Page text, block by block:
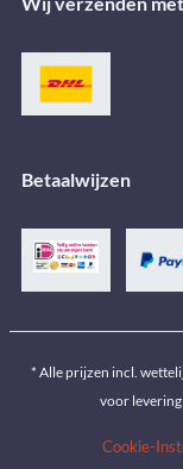
Betaalwijzen
* Alle prijzen incl.
voor
Cookie-